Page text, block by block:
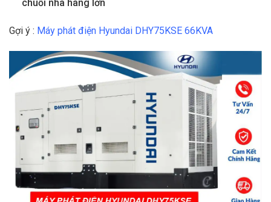
chuỗi nhà hàng lớn
Gợi ý : Máy phát điện Hyundai DHY75KSE 66KVA